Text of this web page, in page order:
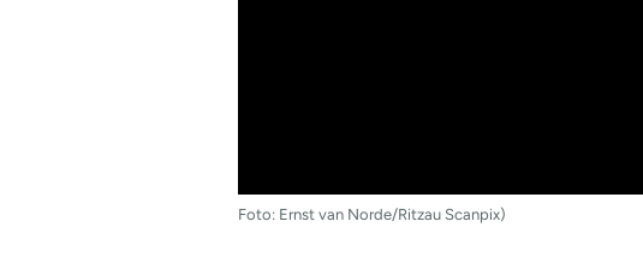
Foto: Ernst van Norde/Ritzau Scanpix)